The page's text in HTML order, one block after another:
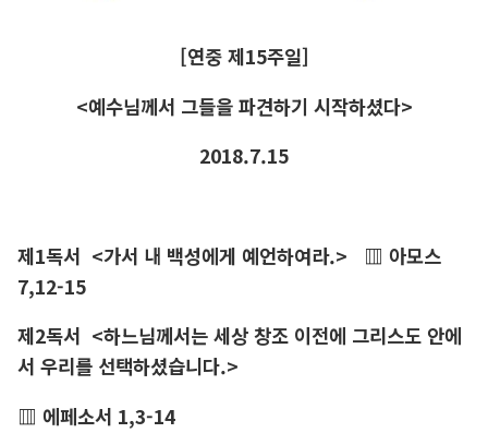
[연중 제15주일]
<예수님께서 그들을 파견하기 시작하셨다>
2018.7.15
제1독서 <가서 내 백성에게 예언하여라.> ▥ 아모스
7,12-15
제2독서 <하느님께서는 세상 창조 이전에 그리스도 안에
서 우리를 선택하셨습니다.>
▥ 에페소서 1,3-14